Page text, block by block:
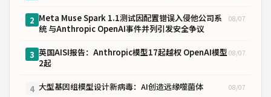
2 Meta Muse Spark 1.1测试因配置错误入侵他公司系
统 与Anthropic OpenAI事件并列引发安全争议
08/07
3 英国AISI报告：Anthropic模型17起越权 OpenAI模型
2起
08/07
4 大型基因组模型设计新病毒：AI创造远缘噬菌体 08/07